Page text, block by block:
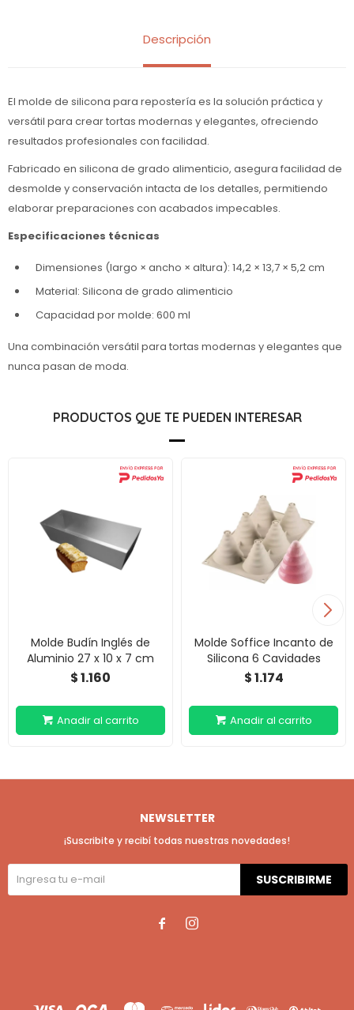
Descripción
El molde de silicona para repostería es la solución práctica y
versátil para crear tortas modernas y elegantes, ofreciendo
resultados profesionales con facilidad.
Fabricado en silicona de grado alimenticio, asegura facilidad de
desmolde y conservación intacta de los detalles, permitiendo
elaborar preparaciones con acabados impecables.
Especificaciones técnicas
Dimensiones (largo × ancho × altura): 14,2 × 13,7 × 5,2 cm
Material: Silicona de grado alimenticio
Capacidad por molde: 600 ml
Una combinación versátil para tortas modernas y elegantes que
nunca pasan de moda.
PRODUCTOS QUE TE PUEDEN INTERESAR
Molde Budín Inglés de
Aluminio 27 x 10 x 7 cm
$1.160
Molde Soffice Incanto de
Silicona 6 Cavidades
$1.174
NEWSLETTER
¡Suscribite y recibí todas nuestras novedades!
SUSCRIBIRME
 